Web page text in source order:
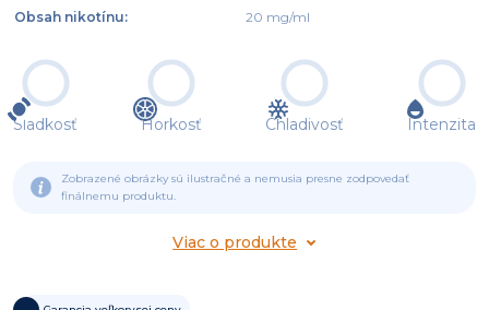
Obsah nikotínu: 20 mg/ml
Sladkosť Horkosť Chladivosť Intenzita
Zobrazené obrázky sú ilustračné a nemusia presne zodpovedať
finálnemu produktu.
Viac o produkte